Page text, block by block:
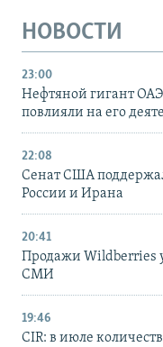
НОВОСТИ
23:00
Нефтяной гигант ОАЭ
повлияли на его
22:08
Сенат США
России и Ирана
20:41
Продажи Wildberries
СМИ
19:46
CIR: в июле